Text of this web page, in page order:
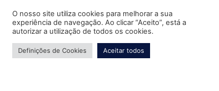
O nosso site utiliza cookies para melhorar a sua
experiência de navegação. Ao clicar “Aceito”, está a
autorizar a utilização de todos os cookies.
Definições de Cookies Aceitar todos
Por favor, indique as características do produto sobre